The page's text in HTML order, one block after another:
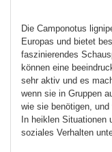
Die Camponotus
Europas und bietet
faszinierendes
können eine
sehr aktiv und es
wenn sie in Gruppen
wie sie benötigen,
In heiklen Situationen
soziales Verhalten